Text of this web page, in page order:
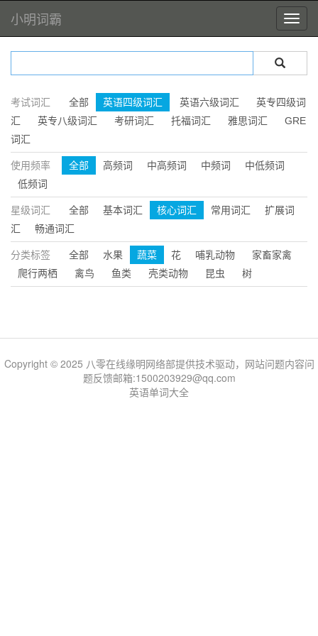
小明词霸
考试词汇 全部 英语四级词汇 英语六级词汇
英专四级词
汇
英专八级词汇 考研词汇 托福词汇 雅思词汇
GRE
词汇
使用频率 全部 高频词 中高频词 中频词
中低频词
低频词
星级词汇 全部 基本词汇 核心词汇 常用词汇
扩展词
汇
畅通词汇
分类标签 全部 水果 蔬菜 花 哺乳动物
家畜家禽
爬行两栖
禽鸟 鱼类 壳类动物 昆虫 树
Copyright © 2025 八零在线缘明网络部提供技术驱动，网站问题内容问
题反馈邮箱:1500203929@qq.com
英语单词大全